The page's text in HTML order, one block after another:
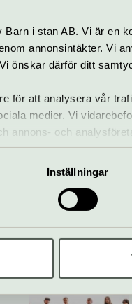
Barn i stan AB. Vi är en
annonsintäkter. Vi
önskar därför ditt
för att analysera vår
medier. Vi
annons- och
som du har
Inställningar
Pop & rock
Jazz